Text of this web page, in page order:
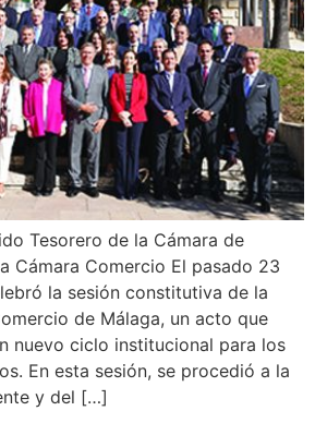
Tesorero de la Cámara de
Cámara Comercio El pasado 23
la sesión constitutiva de la
de Málaga, un acto que
nuevo ciclo institucional para los
En esta sesión, se procedió a la
y del […]